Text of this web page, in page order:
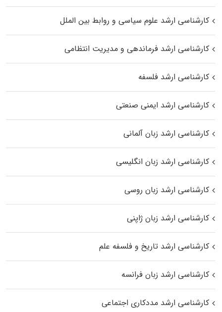
کارشناسی ارشد علوم سیاسی و روابط بین الملل
کارشناسی ارشد فرماندهی و مدیریت انتظامی
کارشناسی ارشد فلسفه
کارشناسی ارشد ایمنی صنعتی
کارشناسی ارشد زبان آلمانی
کارشناسی ارشد زبان انگلیسی
کارشناسی ارشد زبان روسی
کارشناسی ارشد زبان ژاپنی
کارشناسی ارشد تاریخ و فلسفه علم
کارشناسی ارشد زبان فرانسه
کارشناسی ارشد مددکاری اجتماعی